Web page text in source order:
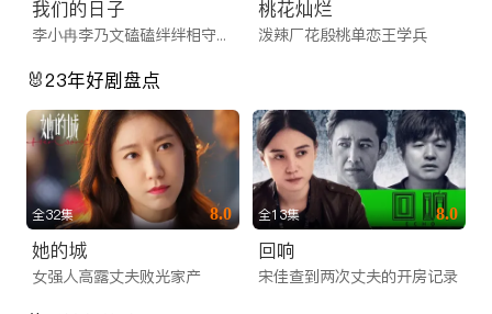
我们的日子
李小冉李乃文磕磕绊绊相守一生
桃花灿烂
泼辣厂花殷桃单恋王学兵
🐰23年好剧盘点
全32集 8.0
她的城
女强人高露丈夫败光家产
全13集 8.0
回响
宋佳查到两次丈夫的开房记录